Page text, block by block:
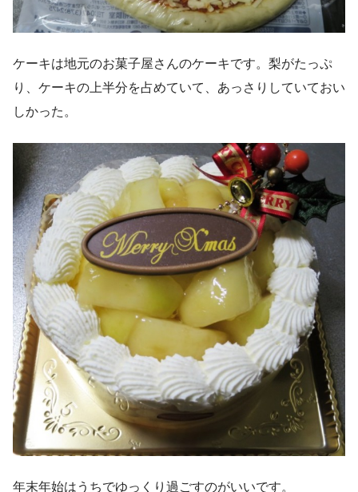
ケーキは地元のお菓子屋さんのケーキです。梨がたっぷ
り、ケーキの上半分を占めていて、あっさりしていておい
しかった。
年末年始はうちでゆっくり過ごすのがいいです。